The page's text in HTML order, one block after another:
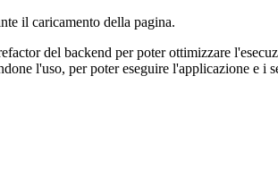
il caricamento della pagina.
del backend per poter ottimizzare
l'uso, per poter eseguire l'applicazione e i